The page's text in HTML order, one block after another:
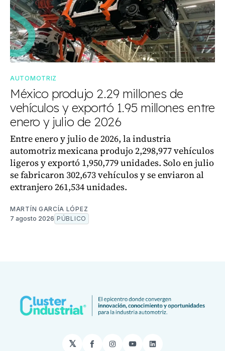
AUTOMOTRIZ
México produjo 2.29 millones de
vehículos y exportó 1.95 millones entre
enero y julio de 2026
Entre enero y julio de 2026, la industria
automotriz mexicana produjo 2,298,977 vehículos
ligeros y exportó 1,950,779 unidades. Solo en julio
se fabricaron 302,673 vehículos y se enviaron al
extranjero 261,534 unidades.
MARTÍN GARCÍA LÓPEZ
7 agosto 2026 PÚBLICO
𝕏 Facebook
Instagram
YouTubeLinkedIn